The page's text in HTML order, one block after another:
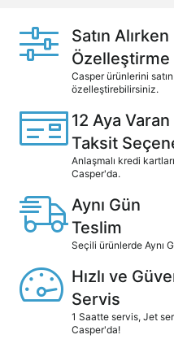
Satın Alırken
Özelleştirme
Casper ürünlerini
özelleştirebilirsiniz.
12 Aya Varan
Taksit
Anlaşmalı kredi
Casper'da.
Aynı Gün
Teslim
Seçili ürünlerde Aynı
Hızlı ve
Servis
1 Saatte servis, Jet
Casper'da!